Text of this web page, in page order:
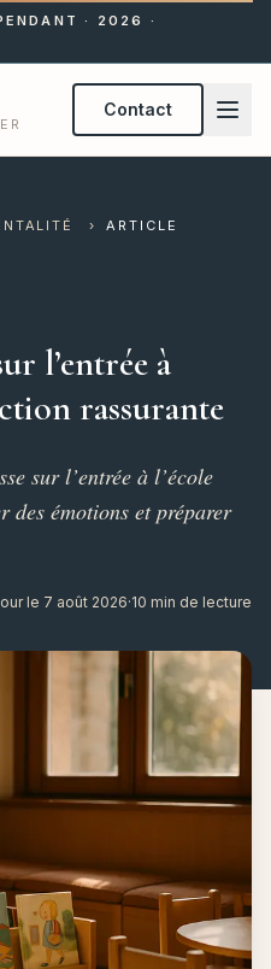
· 2026 ·
Contact
› ARTICLE
l’entrée à
rassurante
sur l’entrée à l’école
des émotions et préparer
le 7 août 2026·10 min de lecture